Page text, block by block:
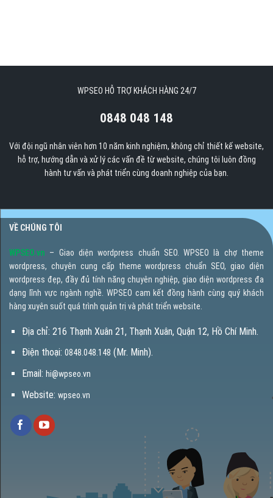
WPSEO HỖ TRỢ KHÁCH HÀNG 24/7
0848 048 148
Với đội ngũ nhân viên hơn 10 năm kinh nghiệm, không chỉ thiết kế website,
hỗ trợ, hướng dẫn và xử lý các vấn đề từ website, chúng tôi luôn đồng
hành tư vấn và phát triển cùng doanh nghiệp của bạn.
VỀ CHÚNG TÔI
WPSEO.vn – Giao diện wordpress chuẩn SEO. WPSEO là chợ theme
wordpress, chuyên cung cấp theme wordpress chuẩn SEO, giao diện
wordpress đẹp, đầy đủ tính năng chuyên nghiệp, giao diện wordpress đa
dạng lĩnh vực ngành nghề. WPSEO cam kết đồng hành cùng quý khách
hàng xuyên suốt quá trình quản trị và phát triển website.
Địa chỉ: 216 Thạnh Xuân 21, Thạnh Xuân, Quận 12, Hồ Chí Minh.
Điện thoại: 0848.048.148 (Mr. Minh).
Email: hi@wpseo.vn
Website: wpseo.vn